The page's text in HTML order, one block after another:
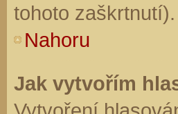
tohoto zaškrtnutí).
Nahoru
Jak vytvořím